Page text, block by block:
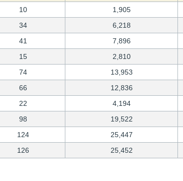
10 1,905
34 6,218
41 7,896
15 2,810
74 13,953
66 12,836
22 4,194
98 19,522
124 25,447
126 25,452